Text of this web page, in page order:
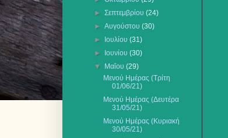
►Σεπτεμβρίου(24)
►Αυγούστου(30)
►
Ιουλίου(31)
►
Ιουνίου(30)
▼
Μαΐου(29)
Μενού Ημέρας (Τρίτη
01/06/21)
Μενού Ημέρας (Δευτέρα
31/05/21)
Μενού Ημέρας (Κυριακή
30/05/21)